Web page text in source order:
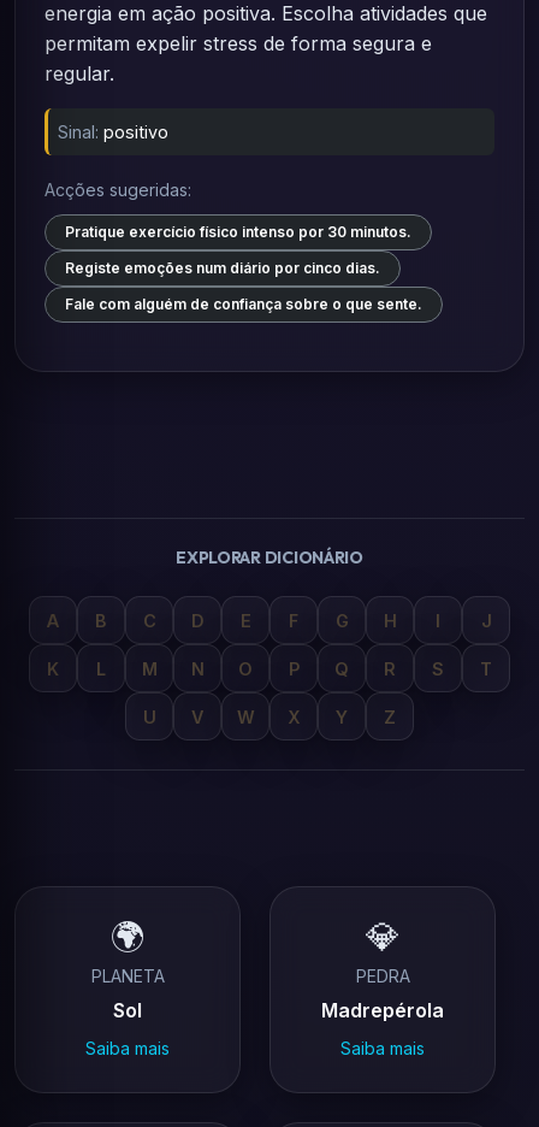
energia em ação positiva. Escolha atividades que
permitam expelir stress de forma segura e
regular.
Sinal: positivo
Acções sugeridas:
Pratique exercício físico intenso por 30 minutos.
Registe emoções num diário por cinco dias.
Fale com alguém de confiança sobre o que sente.
EXPLORAR DICIONÁRIO
A B C D E F G H I J
K L M N O P Q R S T
U V W X Y Z
🌍
PLANETA
Sol
Saiba mais
💎
PEDRA
Madrepérola
Saiba mais